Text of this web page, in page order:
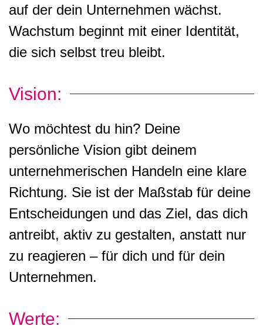
auf der dein Unternehmen wächst.
Wachstum beginnt mit einer Identität,
die sich selbst treu bleibt.
Vision:
Wo möchtest du hin? Deine
persönliche Vision gibt deinem
unternehmerischen Handeln eine klare
Richtung. Sie ist der Maßstab für deine
Entscheidungen und das Ziel, das dich
antreibt, aktiv zu gestalten, anstatt nur
zu reagieren – für dich und für dein
Unternehmen.
Werte: